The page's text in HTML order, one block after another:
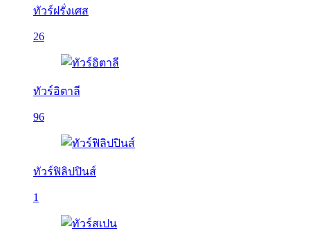
ทัวร์ฝรั่งเศส
26
ทัวร์อิตาลี
96
ทัวร์ฟิลิปปินส์
1